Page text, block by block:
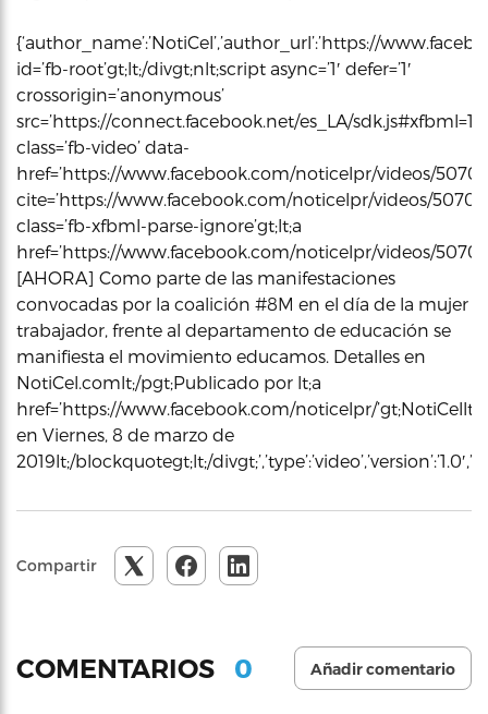
{‘author_name’:’NotiCel’,’author_url’:’https://
id=’fb-root’gt;lt;/divgt;nlt;script async=’1′ defer=’1′
crossorigin=’anonymous’
src=’https://connect.facebook.net/es_LA/
class=’fb-video’ data-
href=’https://www.facebook.com/noticelpr/videos/
cite=’https://www.facebook.com/noticelpr/videos/
class=’fb-xfbml-parse-ignore’gt;lt;a
href=’https://www.facebook.com/noticelpr/videos/
[AHORA] Como parte de las manifestaciones
convocadas por la coalición #8M en el día de la mujer
trabajador, frente al departamento de educación se
manifiesta el movimiento educamos. Detalles en
NotiCel.comlt;/pgt;Publicado por lt;a
href=’https://www.facebook.com/noticelpr/’gt;NotiCellt;/
en Viernes, 8 de marzo de
2019lt;/blockquotegt;lt;/
Compartir
COMENTARIOS 0 Añadir comentario